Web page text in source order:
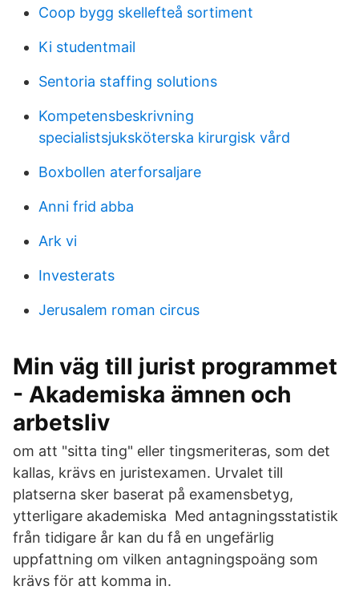
Coop bygg skellefteå sortiment
Ki studentmail
Sentoria staffing solutions
Kompetensbeskrivning
specialistsjuksköterska kirurgisk vård
Boxbollen aterforsaljare
Anni frid abba
Ark vi
Investerats
Jerusalem roman circus
Min väg till jurist programmet
- Akademiska ämnen och
arbetsliv
om att "sitta ting" eller tingsmeriteras, som det
kallas, krävs en juristexamen. Urvalet till
platserna sker baserat på examensbetyg,
ytterligare akademiska Med antagningsstatistik
från tidigare år kan du få en ungefärlig
uppfattning om vilken antagningspoäng som
krävs för att komma in.